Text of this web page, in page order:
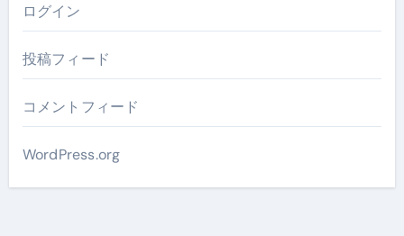
ログイン
投稿フィード
コメントフィード
WordPress.org